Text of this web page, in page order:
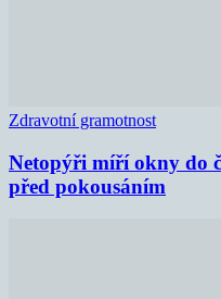
Zdravotní gramotnost
Netopýři míří okny do
před pokousáním